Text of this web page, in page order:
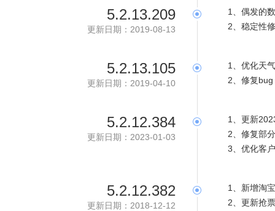
5.2.13.209
更新日期：2019-08-13
1、偶发的
2、稳定性
5.2.13.105
更新日期：2019-04-10
1、优化天
2、修复
5.2.12.384
更新日期：2023-01-03
1、更新
2、修复部
3、优化客
5.2.12.382
更新日期：2018-12-12
1、新增淘
2、更新抢